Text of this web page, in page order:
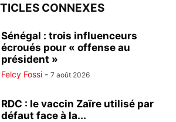
CONNEXES
Sénégal : trois influenceurs
écroués pour « offense au
président »
Felcy Fossi - 7 août 2026
RDC : le vaccin Zaïre utilisé par
défaut face à la...